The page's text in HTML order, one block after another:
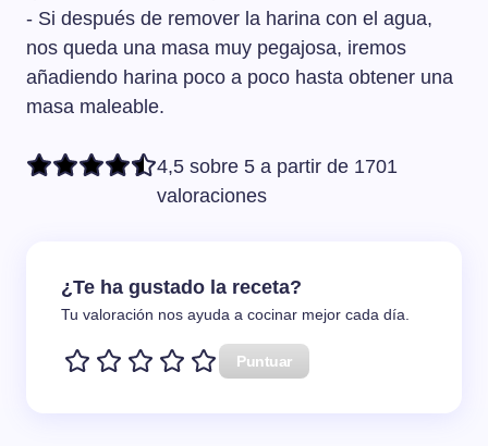
- Si después de remover la harina con el agua,
nos queda una masa muy pegajosa, iremos
añadiendo harina poco a poco hasta obtener una
masa maleable.
4,5 sobre 5 a partir de 1701
valoraciones
¿Te ha gustado la receta?
Tu valoración nos ayuda a cocinar mejor cada día.
Puntuar